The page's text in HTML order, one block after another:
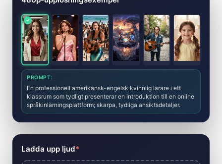
Ladda upp ljud*
PROMPT:
En professionell amerikansk-engelsk kvinnlig lärare i ett
klassrum som tydligt presenterar en introduktion till en online
språkinlärningsplattform; skarpa, tydliga ansiktsdetaljer.